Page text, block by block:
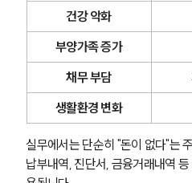
건강 악화
부양가족 증가
채무 부담
생활환경 변화
실무에서는 단순히 "돈이 없다"는
납부내역, 진단서, 금융거래내역